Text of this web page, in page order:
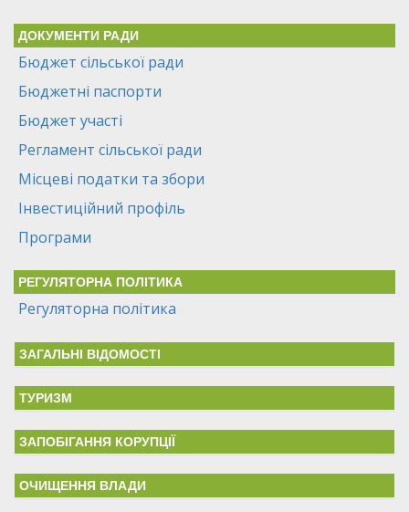
ДОКУМЕНТИ РАДИ
Бюджет сільської ради
Бюджетні паспорти
Бюджет участі
Регламент сільської ради
Місцеві податки та збори
Інвестиційний профіль
Програми
РЕГУЛЯТОРНА ПОЛІТИКА
Регуляторна політика
ЗАГАЛЬНІ ВІДОМОСТІ
ТУРИЗМ
ЗАПОБІГАННЯ КОРУПЦІЇ
ОЧИЩЕННЯ ВЛАДИ